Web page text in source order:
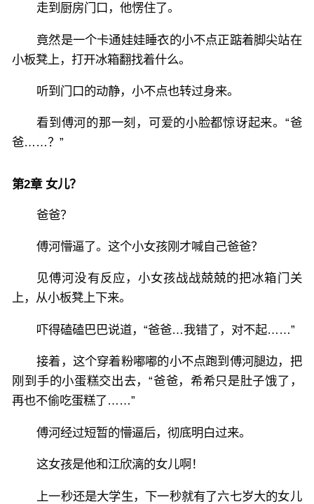
走到厨房门口，他愣住了。
竟然是一个卡通娃娃睡衣的小不点正踮着脚尖站在
小板凳上，打开冰箱翻找着什么。
听到门口的动静，小不点也转过身来。
看到傅河的那一刻，可爱的小脸都惊讶起来。“爸
爸……？”
第2章 女儿？
爸爸？
傅河懵逼了。这个小女孩刚才喊自己爸爸？
见傅河没有反应，小女孩战战兢兢的把冰箱门关
上，从小板凳上下来。
吓得磕磕巴巴说道，“爸爸…我错了，对不起……”
接着，这个穿着粉嘟嘟的小不点跑到傅河腿边，把
刚到手的小蛋糕交出去，“爸爸，希希只是肚子饿了，
再也不偷吃蛋糕了……”
傅河经过短暂的懵逼后，彻底明白过来。
这女孩是他和江欣漓的女儿啊！
上一秒还是大学生，下一秒就有了六七岁大的女儿